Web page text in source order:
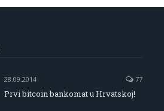
28.09.2014 77
Prvi bitcoin bankomat u Hrvatskoj!